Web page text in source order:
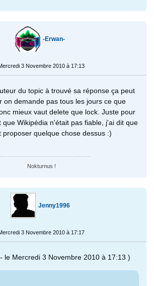
-Erwan-
3 Novembre 2010 à 17:13
du topic à trouvé sa réponse ça peut
on demande pas tous les jours ce que
mieux vaut delete que lock. Juste pour
que Wikipédia n'était pas fiable, j'ai dit que
proposer quelque chose dessus :)
Nokturnus !
Jenny1996
3 Novembre 2010 à 17:17
le Mercredi 3 Novembre 2010 à 17:13 )